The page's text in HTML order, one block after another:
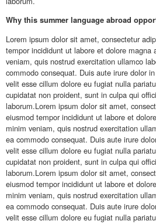
Why this summer language abroad
Lorem ipsum dolor sit amet, consectetur
tempor incididunt ut labore et dolore magna
veniam, quis nostrud exercitation ullamco
commodo consequat. Duis aute irure dolor
velit esse cillum dolore eu fugiat nulla
cupidatat non proident, sunt in culpa qui
laborum.Lorem ipsum dolor sit amet,
eiusmod tempor incididunt ut labore et
minim veniam, quis nostrud exercitation
ea commodo consequat. Duis aute irure
velit esse cillum dolore eu fugiat nulla
cupidatat non proident, sunt in culpa qui
laborum.Lorem ipsum dolor sit amet,
eiusmod tempor incididunt ut labore et
minim veniam, quis nostrud exercitation
ea commodo consequat. Duis aute irure
velit esse cillum dolore eu fugiat nulla